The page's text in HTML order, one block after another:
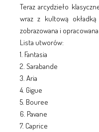
Teraz arcydzieło
wraz z kultową
zobrazowana i
Lista utworów:
1. Fantasia
2. Sarabande
3. Aria
4. Gigue
5. Bouree
6. Pavane
7. Caprice